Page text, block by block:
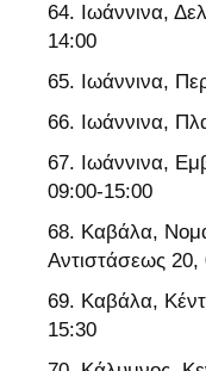
Ιωάννινα,
14:00
Ιωάννινα,
Ιωάννινα,
Ιωάννινα,
09:00-15:00
Καβάλα,
Αντιστάσεως 20,
Καβάλα,
15:30